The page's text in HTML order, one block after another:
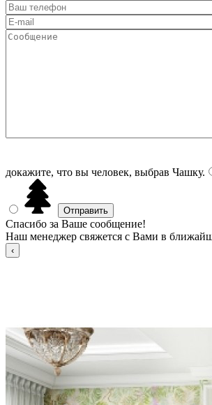
докажите, что вы человек, выбрав Чашку.
Спасибо за Ваше сообщение!
Наш менеджер свяжется с Вами в